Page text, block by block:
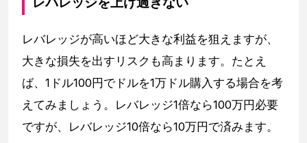
レバレッジが高いほど大きな利益を狙えますが、
大きな損失を出すリスクも高まります。たとえ
ば、1ドル100円でドルを1万ドル購入する場合を考
えてみましょう。レバレッジ1倍なら100万円必要
ですが、レバレッジ10倍なら10万円で済みます。